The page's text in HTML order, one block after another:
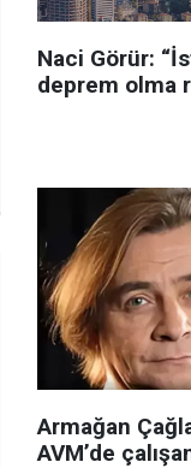
Naci Görür:
deprem olma
Armağan
AVM’de